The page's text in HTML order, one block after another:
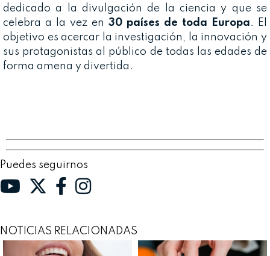
dedicado a la divulgación de la ciencia y que se
celebra a la vez en 30 países de toda Europa. El
objetivo es acercar la investigación, la innovación y
sus protagonistas al público de todas las edades de
forma amena y divertida.
Puedes seguirnos
NOTICIAS RELACIONADAS